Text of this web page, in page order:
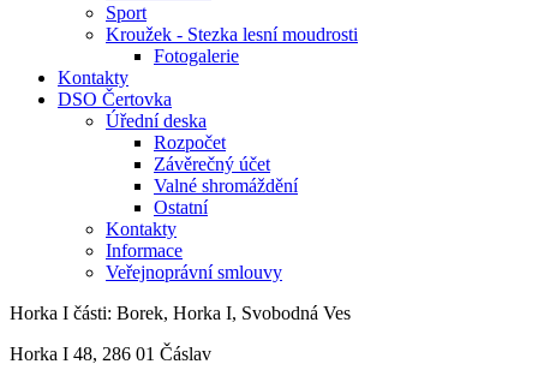
Sport
Kroužek - Stezka lesní moudrosti
Fotogalerie
Kontakty
DSO Čertovka
Úřední deska
Rozpočet
Závěrečný účet
Valné shromáždění
Ostatní
Kontakty
Informace
Veřejnoprávní smlouvy
Horka I části: Borek, Horka I, Svobodná Ves
Horka I 48, 286 01 Čáslav